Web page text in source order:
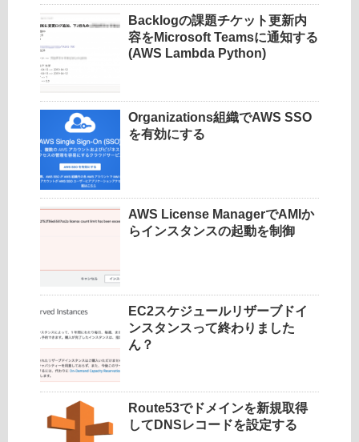
Backlogの課題チケット更新内
容をMicrosoft Teamsに通知する
(AWS Lambda Python)
Organizations組織でAWS SSO
を有効にする
AWS License ManagerでAMIか
らインスタンスの起動を制御
EC2スケジュールリザーブドイ
ンスタンスって終わりました
ん？
Route53でドメインを新規取得
してDNSレコードを設定する